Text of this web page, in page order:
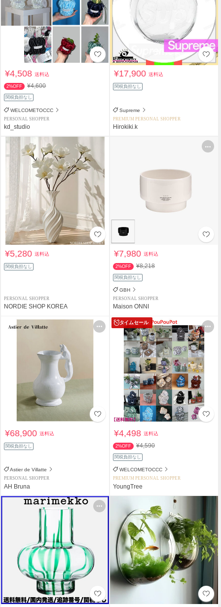
¥4,508送料込
2%OFF ¥4,600
関税負担なし
WELCOMETOCCC
PERSONAL SHOPPER
kd_studio
¥17,900送料込
関税負担なし
Supreme
PREMIUM PERSONAL SHOPPER
Hirokiki.k
¥5,280送料込
関税負担なし
PERSONAL SHOPPER
NORDIE SHOP KOREA
¥7,980送料込
2%OFF ¥8,218
関税負担なし
GBH
PERSONAL SHOPPER
Maison ONNI
¥68,900送料込
関税負担なし
Astier de Villatte
PERSONAL SHOPPER
AH Bruna
タイムセール
¥4,498送料込
2%OFF ¥4,590
関税負担なし
WELCOMETOCCC
PREMIUM PERSONAL SHOPPER
YoungTree